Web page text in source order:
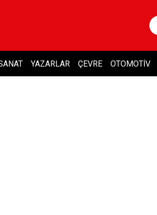
YAZARLAR ÇEVRE OTOMOTIV